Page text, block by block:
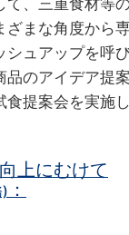
ざまな角度から
シュアップを呼
品のアイデア提
食提案会を実施
上にむけて
) ：